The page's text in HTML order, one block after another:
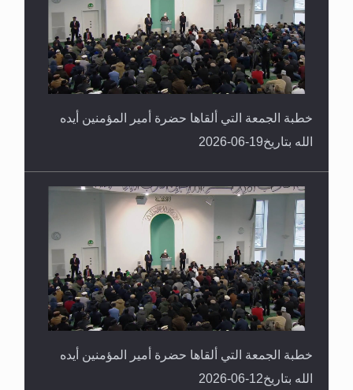
خطبة الجمعة التي ألقاها حضرة أمير المؤمنين أيده
الله بتاريخ19-06-2026
خطبة الجمعة التي ألقاها حضرة أمير المؤمنين أيده
الله بتاريخ12-06-2026